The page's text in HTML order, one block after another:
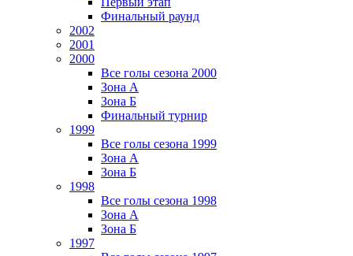
Финальный раунд
2002
2001
2000
Все голы сезона 2000
Зона А
Зона Б
Финальный турнир
1999
Все голы сезона 1999
Зона А
Зона Б
1998
Все голы сезона 1998
Зона А
Зона Б
1997